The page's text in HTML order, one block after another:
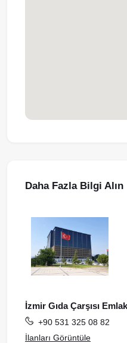
Daha Fazla Bilgi Alın
İzmir Gıda Çarşısı
+90 531 325 08 82
İlanları Görüntüle